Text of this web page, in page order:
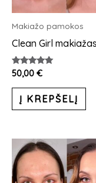
Makiažo pamokos
Clean Girl makiažas
Įvertinimas:
5.00
iš 5
50,00 €
Į KREPŠELĮ